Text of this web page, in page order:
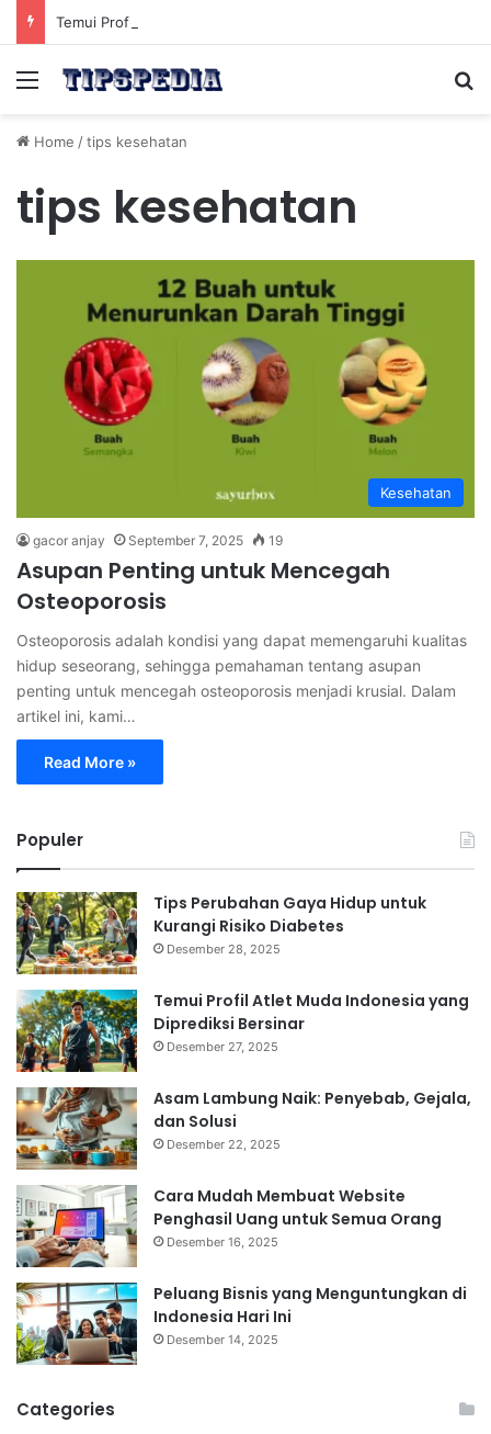
Menu
Home /tips kesehatan
tips kesehatan
Kesehatan
gacor anjay September 7, 2025 19
Asupan Penting untuk Mencegah
Osteoporosis
Osteoporosis adalah kondisi yang dapat memengaruhi kualitas
hidup seseorang, sehingga pemahaman tentang asupan
penting untuk mencegah osteoporosis menjadi krusial. Dalam
artikel ini, kami…
Read More »
Populer
Tips Perubahan Gaya Hidup untuk
Kurangi Risiko Diabetes
Desember 28, 2025
Temui Profil Atlet Muda Indonesia yang
Diprediksi Bersinar
Desember 27, 2025
Asam Lambung Naik: Penyebab, Gejala,
dan Solusi
Desember 22, 2025
Cara Mudah Membuat Website
Penghasil Uang untuk Semua Orang
Desember 16, 2025
Peluang Bisnis yang Menguntungkan di
Indonesia Hari Ini
Desember 14, 2025
Categories